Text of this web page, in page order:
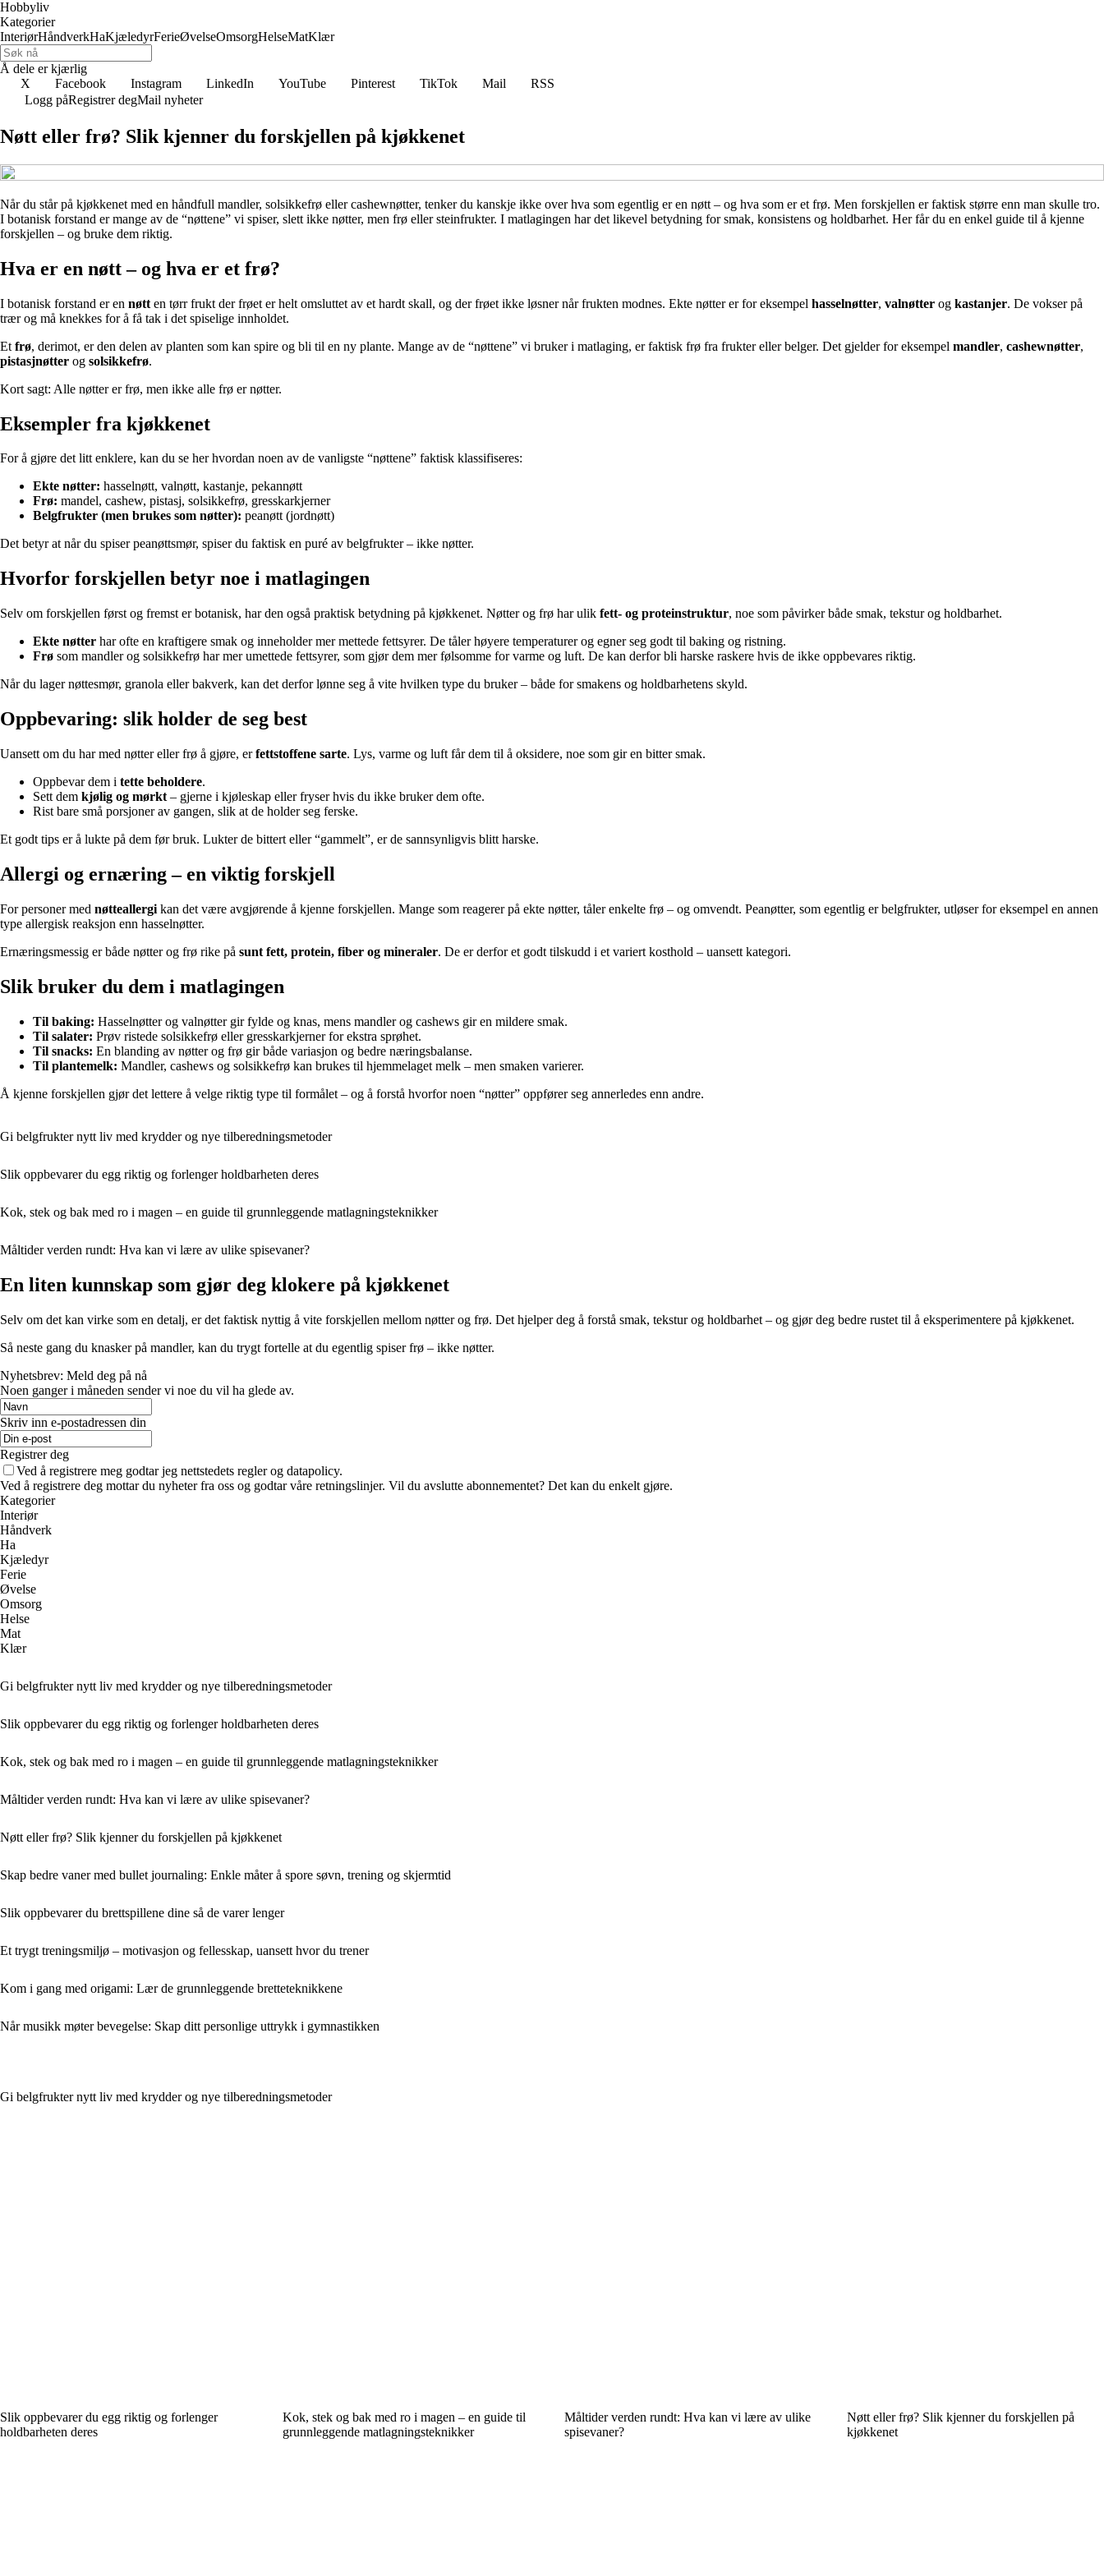
Hobbyliv
Kategorier
InteriørHåndverkHaKjæledyrFerieØvelseOmsorgHelseMatKlær
Å dele er kjærlig
X
Facebook Instagram LinkedIn YouTube Pinterest TikTok Mail
RSS
Logg påRegistrer degMail nyheter
Nøtt eller frø? Slik kjenner du forskjellen på kjøkkenet
Når du står på kjøkkenet med en håndfull mandler, solsikkefrø eller cashewnøtter, tenker du kanskje ikke over hva som egentlig er en nøtt – og hva som er et frø. Men forskjellen er faktisk større enn man skulle tro.
I botanisk forstand er mange av de “nøttene” vi spiser, slett ikke nøtter, men frø eller steinfrukter. I matlagingen har det likevel betydning for smak, konsistens og holdbarhet. Her får du en enkel guide til å kjenne
forskjellen – og bruke dem riktig.
Hva er en nøtt – og hva er et frø?
I botanisk forstand er en nøtt en tørr frukt der frøet er helt omsluttet av et hardt skall, og der frøet ikke løsner når frukten modnes. Ekte nøtter er for eksempel hasselnøtter, valnøtter og kastanjer. De vokser på
trær og må knekkes for å få tak i det spiselige innholdet.
Et frø, derimot, er den delen av planten som kan spire og bli til en ny plante. Mange av de “nøttene” vi bruker i matlaging, er faktisk frø fra frukter eller belger. Det gjelder for eksempel mandler, cashewnøtter,
pistasjnøtter og solsikkefrø.
Kort sagt: Alle nøtter er frø, men ikke alle frø er nøtter.
Eksempler fra kjøkkenet
For å gjøre det litt enklere, kan du se her hvordan noen av de vanligste “nøttene” faktisk klassifiseres:
Ekte nøtter: hasselnøtt, valnøtt, kastanje, pekannøtt
Frø: mandel, cashew, pistasj, solsikkefrø, gresskarkjerner
Belgfrukter (men brukes som nøtter): peanøtt (jordnøtt)
Det betyr at når du spiser peanøttsmør, spiser du faktisk en puré av belgfrukter – ikke nøtter.
Hvorfor forskjellen betyr noe i matlagingen
Selv om forskjellen først og fremst er botanisk, har den også praktisk betydning på kjøkkenet. Nøtter og frø har ulik fett- og proteinstruktur, noe som påvirker både smak, tekstur og holdbarhet.
Ekte nøtter har ofte en kraftigere smak og inneholder mer mettede fettsyrer. De tåler høyere temperaturer og egner seg godt til baking og ristning.
Frø som mandler og solsikkefrø har mer umettede fettsyrer, som gjør dem mer følsomme for varme og luft. De kan derfor bli harske raskere hvis de ikke oppbevares riktig.
Når du lager nøttesmør, granola eller bakverk, kan det derfor lønne seg å vite hvilken type du bruker – både for smakens og holdbarhetens skyld.
Oppbevaring: slik holder de seg best
Uansett om du har med nøtter eller frø å gjøre, erfettstoffene sarte. Lys, varme og luft får dem til å oksidere, noe som gir en bitter smak.
Oppbevar dem i tette beholdere.
Sett dem kjølig og mørkt – gjerne i kjøleskap eller fryser hvis du ikke bruker dem ofte.
Rist bare små porsjoner av gangen, slik at de holder seg ferske.
Et godt tips er å lukte på dem før bruk. Lukter de bittert eller “gammelt”, er de sannsynligvis blitt harske.
Allergi og ernæring – en viktig forskjell
For personer med nøtteallergi kan det være avgjørende å kjenne forskjellen. Mange som reagerer på ekte nøtter, tåler enkelte frø – og omvendt. Peanøtter, som egentlig er belgfrukter, utløser for eksempel en annen
type allergisk reaksjon enn hasselnøtter.
Ernæringsmessig er både nøtter og frø rike på sunt fett, protein, fiber og mineraler. De er derfor et godt tilskudd i et variert kosthold – uansett kategori.
Slik bruker du dem i matlagingen
Til baking: Hasselnøtter og valnøtter gir fylde og knas, mens mandler og cashews gir en mildere smak.
Til salater: Prøv ristede solsikkefrø eller gresskarkjerner for ekstra sprøhet.
Til snacks: En blanding av nøtter og frø gir både variasjon og bedre næringsbalanse.
Til plantemelk: Mandler, cashews og solsikkefrø kan brukes til hjemmelaget melk – men smaken varierer.
Å kjenne forskjellen gjør det lettere å velge riktig type til formålet – og å forstå hvorfor noen “nøtter” oppfører seg annerledes enn andre.
Gi belgfrukter nytt liv med krydder og nye tilberedningsmetoder
Slik oppbevarer du egg riktig og forlenger holdbarheten deres
Kok, stek og bak med ro i magen – en guide til grunnleggende matlagningsteknikker
Måltider verden rundt: Hva kan vi lære av ulike spisevaner?
En liten kunnskap som gjør deg klokere på kjøkkenet
Selv om det kan virke som en detalj, er det faktisk nyttig å vite forskjellen mellom nøtter og frø. Det hjelper deg å forstå smak, tekstur og holdbarhet – og gjør deg bedre rustet til å eksperimentere på kjøkkenet.
Så neste gang du knasker på mandler, kan du trygt fortelle at du egentlig spiser frø – ikke nøtter.
Nyhetsbrev: Meld deg på nå
Noen ganger i måneden sender vi noe du vil ha glede av.
Skriv inn e-postadressen din
Registrer deg
Ved å registrere meg godtar jeg nettstedets regler og datapolicy.
Ved å registrere deg mottar du nyheter fra oss og godtar våre retningslinjer. Vil du avslutte abonnementet? Det kan du enkelt gjøre.
Kategorier
Interiør
Håndverk
Ha
Kjæledyr
Ferie
Øvelse
Omsorg
Helse
Mat
Klær
Gi belgfrukter nytt liv med krydder og nye tilberedningsmetoder
Slik oppbevarer du egg riktig og forlenger holdbarheten deres
Kok, stek og bak med ro i magen – en guide til grunnleggende matlagningsteknikker
Måltider verden rundt: Hva kan vi lære av ulike spisevaner?
Nøtt eller frø? Slik kjenner du forskjellen på kjøkkenet
Skap bedre vaner med bullet journaling: Enkle måter å spore søvn, trening og skjermtid
Slik oppbevarer du brettspillene dine så de varer lenger
Et trygt treningsmiljø – motivasjon og fellesskap, uansett hvor du trener
Kom i gang med origami: Lær de grunnleggende bretteteknikkene
Når musikk møter bevegelse: Skap ditt personlige uttrykk i gymnastikken
Gi belgfrukter nytt liv med krydder og nye tilberedningsmetoder
Slik oppbevarer du egg riktig og forlenger
holdbarheten deres
Kok, stek og bak med ro i magen – en guide til
grunnleggende matlagningsteknikker
Måltider verden rundt: Hva kan vi lære av ulike
spisevaner?
Nøtt eller frø? Slik kjenner du forskjellen på
kjøkkenet